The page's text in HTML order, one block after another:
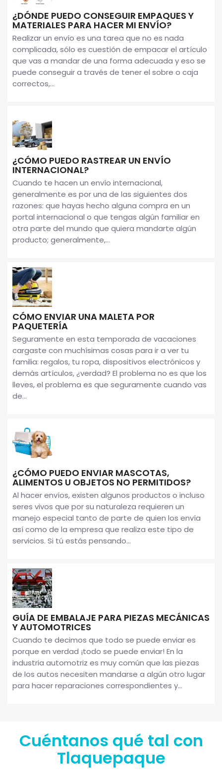
¿DÓNDE PUEDO CONSEGUIR EMPAQUES Y
MATERIALES PARA HACER MI ENVÍO?
Realizar un envío es una tarea que no es nada
complicada, sólo es cuestión de empacar el artículo
que vas a mandar de una forma adecuada y eso se
puede conseguir a través de tener el sobre o caja
correctos,...
¿CÓMO PUEDO RASTREAR UN ENVÍO
INTERNACIONAL?
Cuando te hacen un envío internacional,
generalmente es por una de las siguientes dos
razones: que hayas hecho alguna compra en un
portal internacional o que tengas algún familiar en
otra parte del mundo que quiera mandarte algún
producto; generalmente,...
CÓMO ENVIAR UNA MALETA POR
PAQUETERÍA
Seguramente en esta temporada de vacaciones
cargaste con muchísimas cosas para ir a ver tu
familia: regalos, tu ropa, dispositivos electrónicos y
demás artículos, ¿verdad? El problema no es que los
lleves, el problema es que seguramente cuando vas
de...
¿CÓMO PUEDO ENVIAR MASCOTAS,
ALIMENTOS U OBJETOS NO PERMITIDOS?
Al hacer envíos, existen algunos productos o incluso
seres vivos que por su naturaleza requieren un
manejo especial tanto de parte de quien los envía
así como de la empresa que realiza este tipo de
servicios. Si tú estás pensando...
GUÍA DE EMBALAJE PARA PIEZAS MECÁNICAS
Y AUTOMOTRICES
Cuando te decimos que todo se puede enviar es
porque en verdad ¡todo se puede enviar! En la
industria automotriz es muy común que las piezas
de los autos necesiten mandarse a algún otro lugar
para hacer reparaciones correspondientes y...
Cuéntanos qué tal con
Tlaquepaque